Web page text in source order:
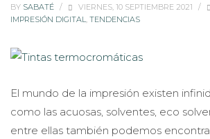
BY SABATÉ / VIERNES, 10 SEPTIEMBRE 2021 /
IMPRESIÓN DIGITAL, TENDENCIAS
El mundo de la impresión existen
como las acuosas, solventes, eco
entre ellas también podemos